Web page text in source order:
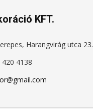
KFT.
Harangvirág utca 23.
4138